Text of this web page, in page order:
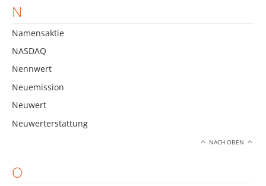
N
Namensaktie
NASDAQ
Nennwert
Neuemission
Neuwert
Neuwerterstattung
NACH OBEN
O